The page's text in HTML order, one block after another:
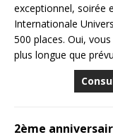
exceptionnel, soirée
Internationale
500 places. Oui,
plus longue que
2ème